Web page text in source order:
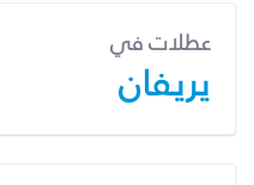
عطلات في
يريفان